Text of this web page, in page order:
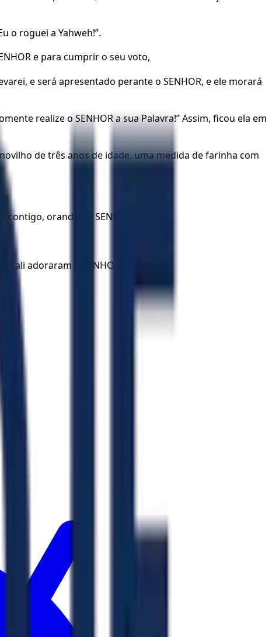
o roguei a Yahweh!”.
e para cumprir o seu voto,
e será apresentado perante o SENHOR, e ele morará
realize o SENHOR a sua Palavra!” Assim, ficou ela em
de três anos de idade, uma medida de farinha com
orando ao SENHOR.
ali adoraram o SENHOR.